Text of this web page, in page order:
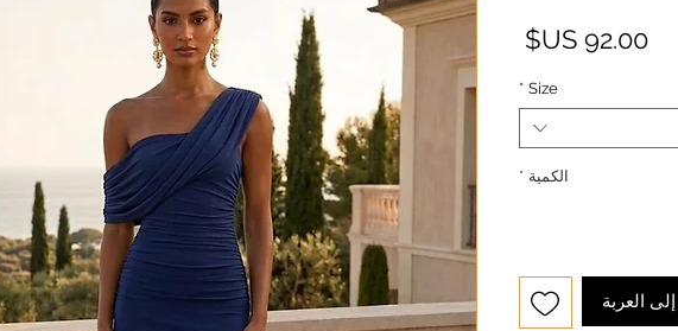
Size
*
الكمية *
العربة